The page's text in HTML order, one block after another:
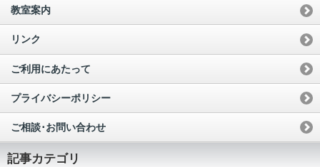
教室案内
リンク
ご利用にあたって
プライバシーポリシー
ご相談･お問い合わせ
記事カテゴリ